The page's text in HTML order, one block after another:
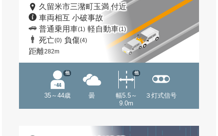
久留米市三潴町玉満 付近
車両相互 小破事故
普通乗用車(1) 軽自動車(1)
死亡(0) 負傷(4)
距離282m
35～44歳
他
曇
幅5.5～
9.0m
他
３灯式信号